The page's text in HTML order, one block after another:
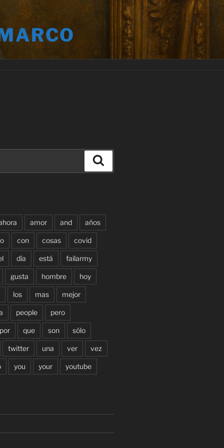
amor and años
con cosas covid
día está failarmy
gusta hombre hoy
los mas mejor
people pero
que son sólo
twitter una ver vez
you your youtube